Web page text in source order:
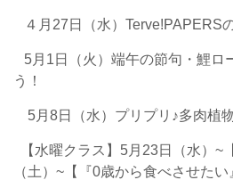
４月27日（水）Terve!PAPERS
5月1日（火）端午の節句・鯉ロ
う！
5月8日（水）プリプリ♪多肉植
【水曜クラス】5月23日（水）~
（土）~ 【『0歳から食べさせた